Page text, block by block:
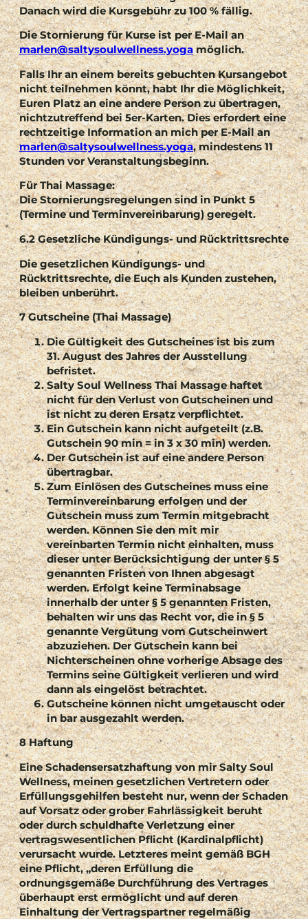
Danach wird die Kursgebühr zu 100 % fällig.
Die Stornierung für Kurse ist per E-Mail an
marlen@saltysoulwellness.yogamöglich.
Falls Ihr an einem bereits gebuchten Kursangebot
nicht teilnehmen könnt, habt Ihr die Möglichkeit,
Euren Platz an eine andere Person zu übertragen,
nichtzutreffend bei 5er-Karten. Dies erfordert eine
rechtzeitige Information an mich per E-Mail an
marlen@saltysoulwellness.yoga, mindestens 11
Stunden vor Veranstaltungsbeginn.
Für Thai Massage:
Die Stornierungsregelungen sind in Punkt 5
(Termine und Terminvereinbarung) geregelt.
6.2 Gesetzliche Kündigungs- und Rücktrittsrechte
Die gesetzlichen Kündigungs- und
Rücktrittsrechte, die Euch als Kunden zustehen,
bleiben unberührt.
7 Gutscheine (Thai Massage)
Die Gültigkeit des Gutscheines ist bis zum
31. August des Jahres der Ausstellung
befristet.
Salty Soul Wellness Thai Massage haftet
nicht für den Verlust von Gutscheinen und
ist nicht zu deren Ersatz verpflichtet.
Ein Gutschein kann nicht aufgeteilt (z.B.
Gutschein 90 min = in 3 x 30 min) werden.
Der Gutschein ist auf eine andere Person
übertragbar.
Zum Einlösen des Gutscheines muss eine
Terminvereinbarung erfolgen und der
Gutschein muss zum Termin mitgebracht
werden. Können Sie den mit mir
vereinbarten Termin nicht einhalten, muss
dieser unter Berücksichtigung der unter § 5
genannten Fristen von Ihnen abgesagt
werden. Erfolgt keine Terminabsage
innerhalb der unter § 5 genannten Fristen,
behalten wir uns das Recht vor, die in § 5
genannte Vergütung vom Gutscheinwert
abzuziehen. Der Gutschein kann bei
Nichterscheinen ohne vorherige Absage des
Termins seine Gültigkeit verlieren und wird
dann als eingelöst betrachtet.
Gutscheine können nicht umgetauscht oder
in bar ausgezahlt werden.
8 Haftung
Eine Schadensersatzhaftung von mir Salty Soul
Wellness, meinen gesetzlichen Vertretern oder
Erfüllungsgehilfen besteht nur, wenn der Schaden
auf Vorsatz oder grober Fahrlässigkeit beruht
oder durch schuldhafte Verletzung einer
vertragswesentlichen Pflicht (Kardinalpflicht)
verursacht wurde. Letzteres meint gemäß BGH
eine Pflicht, „deren Erfüllung die
ordnungsgemäße Durchführung des Vertrages
überhaupt erst ermöglicht und auf deren
Einhaltung der Vertragspartner regelmäßig